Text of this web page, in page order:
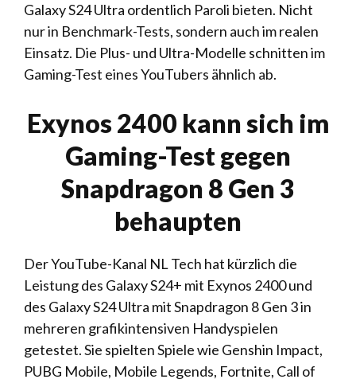
Galaxy S24 Ultra ordentlich Paroli bieten. Nicht
nur in Benchmark-Tests, sondern auch im realen
Einsatz. Die Plus- und Ultra-Modelle schnitten im
Gaming-Test eines YouTubers ähnlich ab.
Exynos 2400 kann sich im
Gaming-Test gegen
Snapdragon 8 Gen 3
behaupten
Der YouTube-Kanal NL Tech hat kürzlich die
Leistung des Galaxy S24+ mit Exynos 2400 und
des Galaxy S24 Ultra mit Snapdragon 8 Gen 3 in
mehreren grafikintensiven Handyspielen
getestet. Sie spielten Spiele wie Genshin Impact,
PUBG Mobile, Mobile Legends, Fortnite, Call of